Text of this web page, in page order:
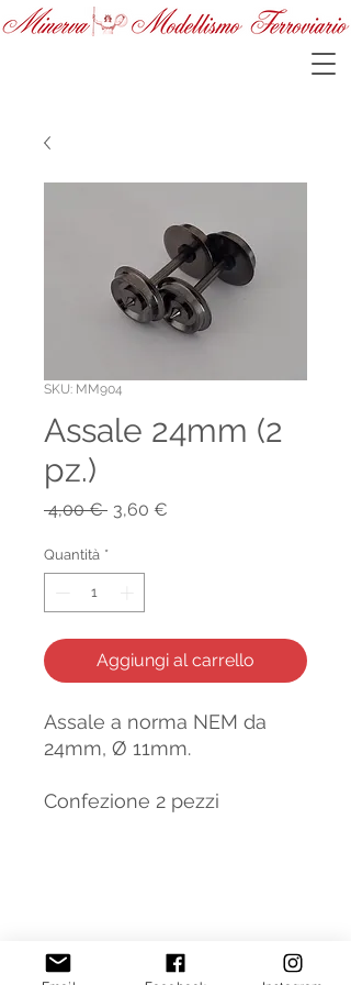
SKU: MM904
Assale 24mm (2
pz.)
4,00 € Prezzo
3,60 €
Quantità *
Aggiungi al carrello
Assale a norma NEM da
24mm, Ø 11mm.
Confezione 2 pezzi
Chi siamo